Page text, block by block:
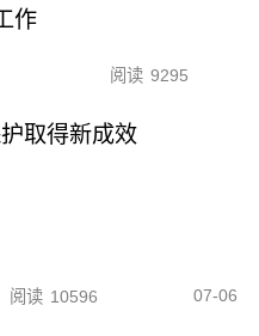
作
阅读 9295
取得新成效
阅读 10596 07-06